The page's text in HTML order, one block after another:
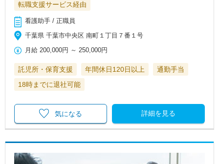
転職支援サービス経由
看護助手 / 正職員
千葉県 千葉市中央区 南町１丁目７番１号
月給 200,000円 ～ 250,000円
託児所・保育支援 年間休日120日以上
通勤手当
18時までに退社可能
詳細を見る
気になる